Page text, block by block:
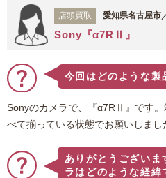
店頭買取 愛知県名古屋市
Sony『α7RⅡ』
今回はどのような製
Sonyのカメラで、『α7RⅡ』です
べて揃っている状態でお願いしまし
ありがとうございま
ラはどのような経緯